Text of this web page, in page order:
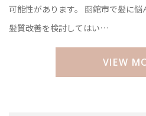
可能性があります。 函館市で髪に
髪質改善を検討してはい…
VIEW